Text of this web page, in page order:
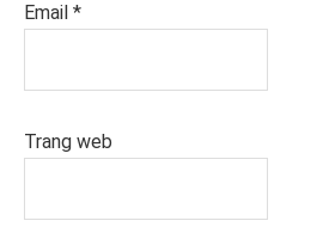
Email *
Trang web